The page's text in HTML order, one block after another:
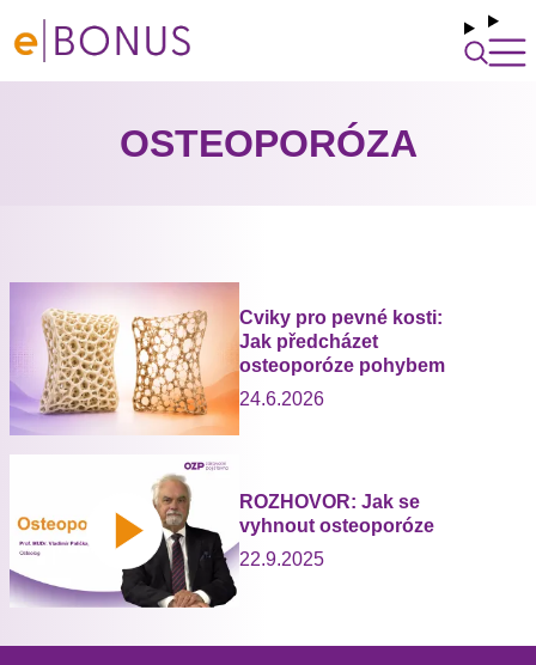
OSTEOPORÓZA
Cviky pro pevné kosti:
Jak předcházet
osteoporóze pohybem
24.6.2026
ROZHOVOR: Jak se
vyhnout osteoporóze
22.9.2025